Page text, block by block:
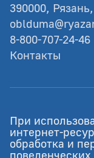
390000,
8-800-707-24-46
Контакты
© Рязанская
Разработка -
Работает на
При
интернет-
обработка и